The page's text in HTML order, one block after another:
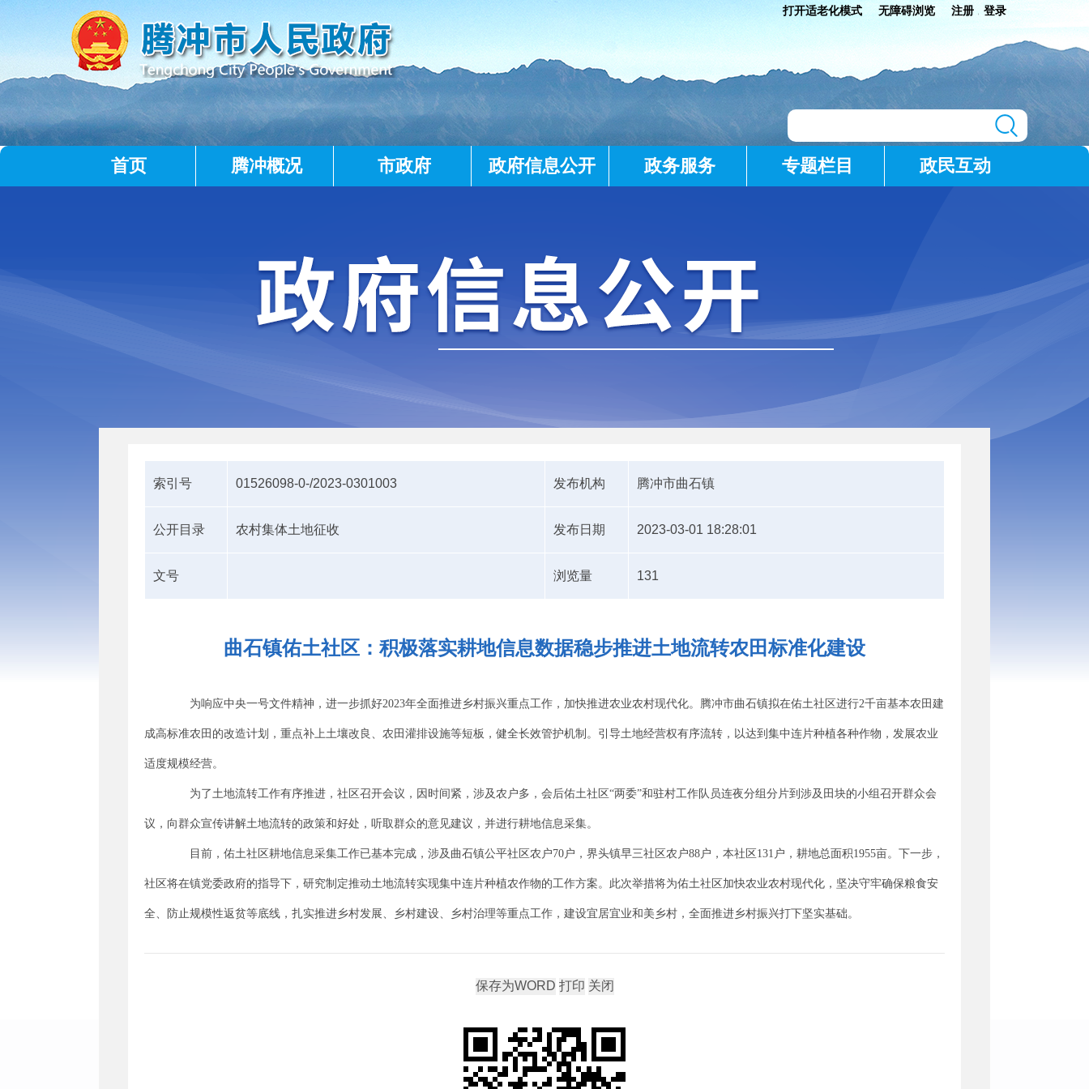
打开适老化模式 无障碍浏览 注册 登录
首页 腾冲概况 市政府 政府信息公开 政务服务 专题栏目 政民互动
索引号 01526098-0-/2023-0301003 发布机构 腾冲市曲石镇
公开目录 农村集体土地征收 发布日期 2023-03-01 18:28:01
文号 浏览量 131
曲石镇佑土社区：积极落实耕地信息数据稳步推进土地流转农田标准化建设
为响应中央一号文件精神，进一步抓好2023年全面推进乡村振兴重点工作，加快推进农业农村现代化。腾冲市曲石镇拟在佑土社区进行2千亩基本农田建
成高标准农田的改造计划，重点补上土壤改良、农田灌排设施等短板，健全长效管护机制。引导土地经营权有序流转，以达到集中连片种植各种作物，发展农业
适度规模经营。
为了土地流转工作有序推进，社区召开会议，因时间紧，涉及农户多，会后佑土社区“两委”和驻村工作队员连夜分组分片到涉及田块的小组召开群众会
议，向群众宣传讲解土地流转的政策和好处，听取群众的意见建议，并进行耕地信息采集。
目前，佑土社区耕地信息采集工作已基本完成，涉及曲石镇公平社区农户70户，界头镇早三社区农户88户，本社区131户，耕地总面积1955亩。下一步，
社区将在镇党委政府的指导下，研究制定推动土地流转实现集中连片种植农作物的工作方案。此次举措将为佑土社区加快农业农村现代化，坚决守牢确保粮食安
全、防止规模性返贫等底线，扎实推进乡村发展、乡村建设、乡村治理等重点工作，建设宜居宜业和美乡村，全面推进乡村振兴打下坚实基础。